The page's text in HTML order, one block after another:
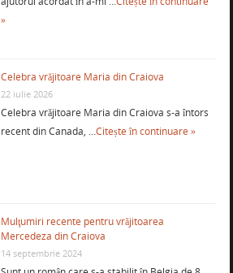
»
Celebra vrăjitoare Maria din Craiova
22 iulie 2026
Celebra vrăjitoare Maria din Craiova s-a întors
recent din Canada, …Citește în continuare »
Mulţumiri recente pentru vrăjitoarea
Mercedeza din Craiova
14 septembrie 2024